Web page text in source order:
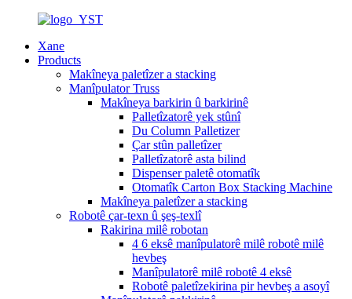
Xane
Products
Makîneya paletîzer a stacking
Manîpulator Truss
Makîneya barkirin û barkirinê
Palletîzatorê yek stûnî
Du Column Palletizer
Çar stûn palletîzer
Palletîzatorê asta bilind
Dispenser paletê otomatîk
Otomatîk Carton Box Stacking Machine
Makîneya paletîzer a stacking
Robotê çar-texn û şeş-texlî
Rakirina milê robotan
4 6 eksê manîpulatorê milê robotê milê
hevbeş
Manîpulatorê milê robotê 4 eksê
Robotê paletîzekirina pir hevbeş a asoyî